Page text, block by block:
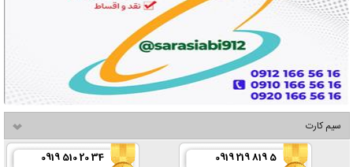
سیم کارت
0919 219 819 5
0919 510 20 34